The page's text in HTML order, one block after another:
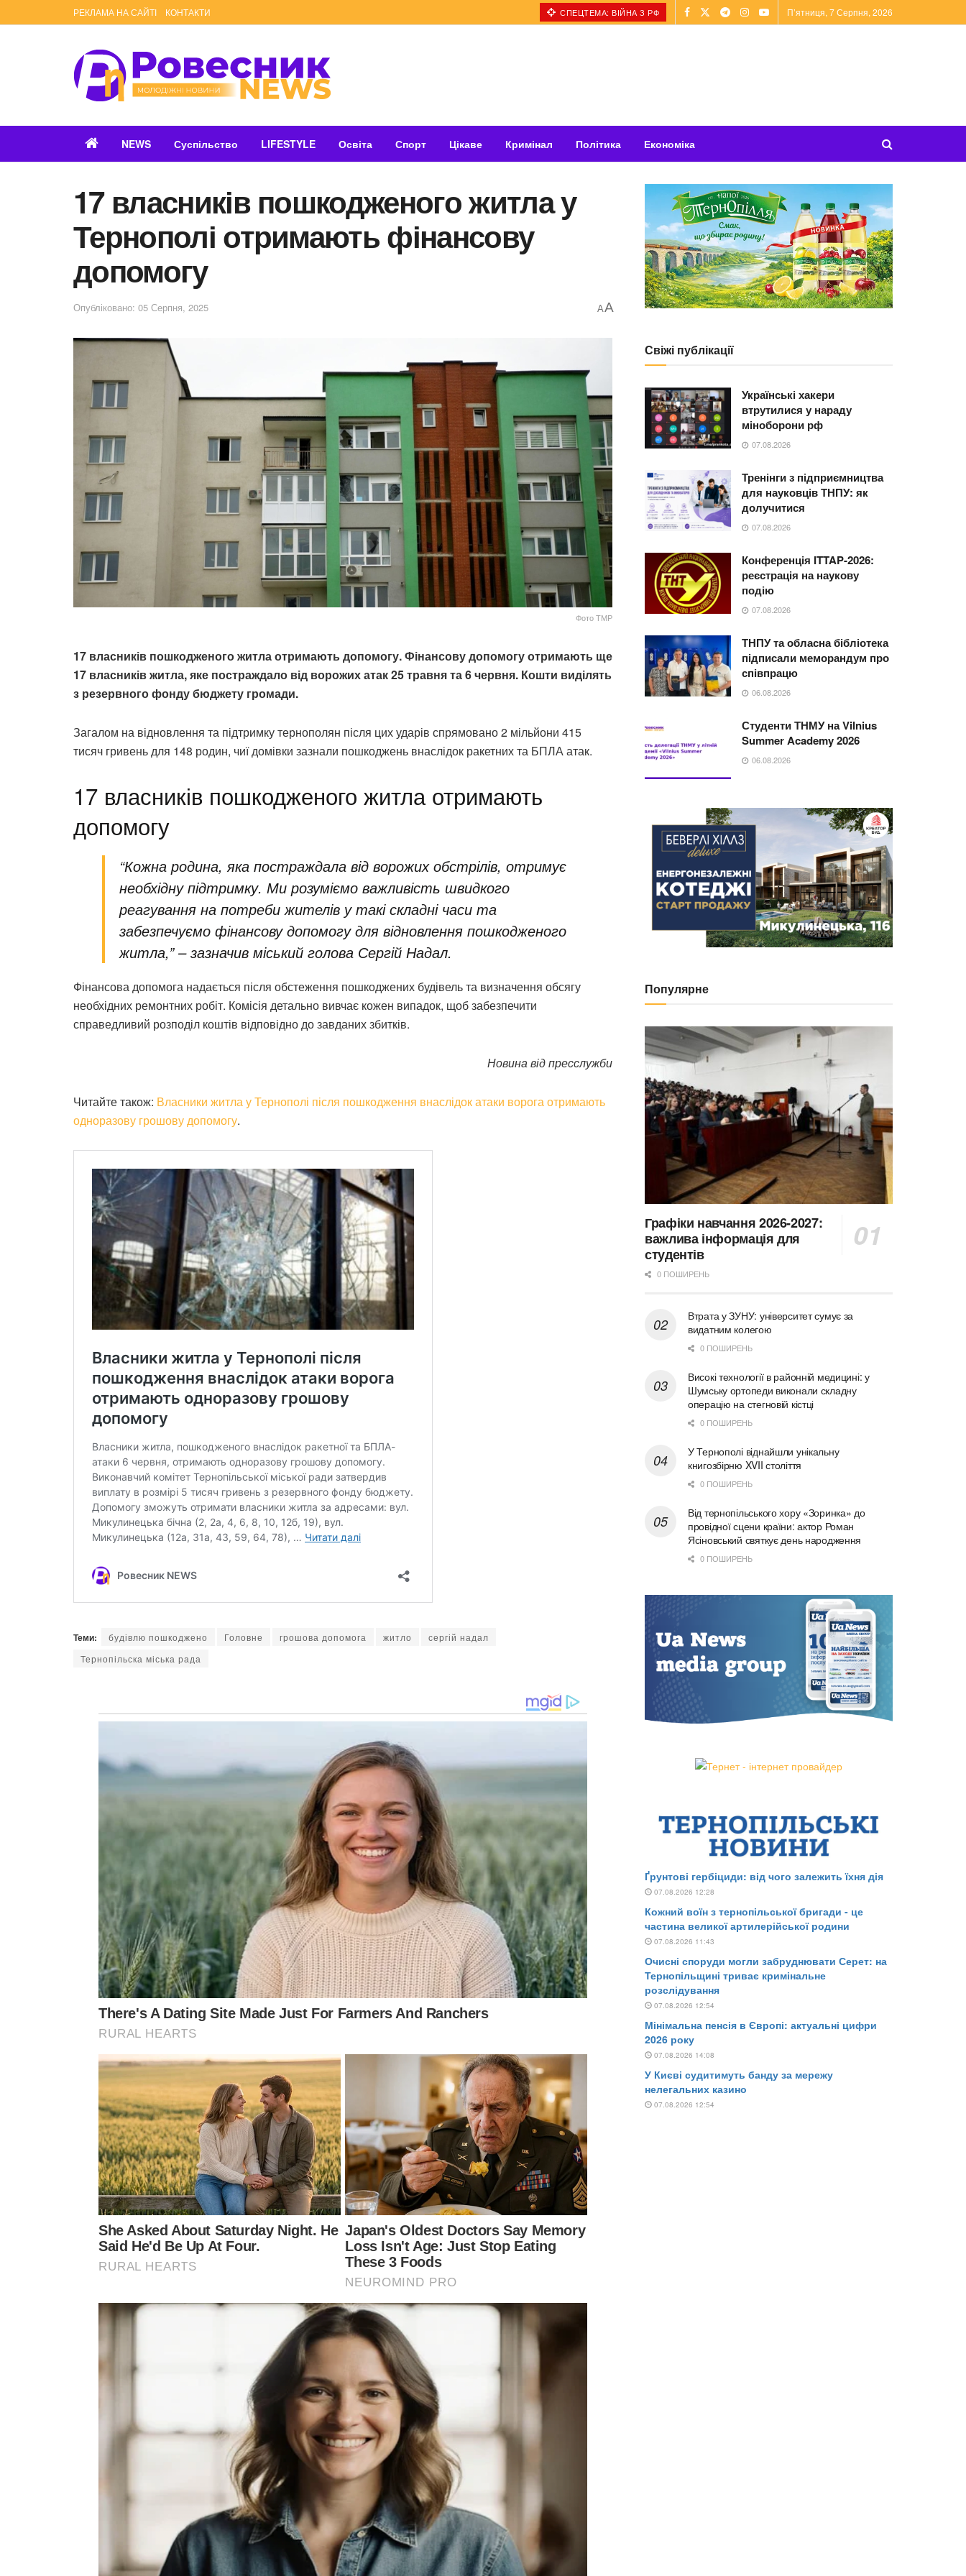
РЕКЛАМА НА САЙТІ КОНТАКТИ СПЕЦТЕМА: ВІЙНА З РФ П’ятниця, 7 Серпня, 2026
NEWS Суспільство LIFESTYLE Освіта Спорт Цікаве Кримінал Політика Економіка
17 власників пошкодженого житла у
Тернополі отримають фінансову
допомогу
Опубліковано: 05 Серпня, 2025 AA
Фото ТМР
17 власників пошкодженого житла отримають допомогу.Фінансову допомогу отримають ще
17 власників житла, яке постраждало від ворожих атак 25 травня та 6 червня. Кошти виділять
з резервного фонду бюджету громади.
Загалом на відновлення та підтримку тернополян після цих ударів спрямовано 2 мільйони 415
тисяч гривень для 148 родин, чиї домівки зазнали пошкоджень внаслідок ракетних та БПЛА атак.
17 власників пошкодженого житла отримають
допомогу
“Кожна родина, яка постраждала від ворожих обстрілів, отримує
необхідну підтримку. Ми розуміємо важливість швидкого
реагування на потреби жителів у такі складні часи та
забезпечуємо фінансову допомогу для відновлення пошкодженого
житла,” – зазначив міський голова Сергій Надал.
Фінансова допомога надається після обстеження пошкоджених будівель та визначення обсягу
необхідних ремонтних робіт. Комісія детально вивчає кожен випадок, щоб забезпечити
справедливий розподіл коштів відповідно до завданих збитків.
Новина від пресслужби
Читайте також: Власники житла у Тернополі після пошкодження внаслідок атаки ворога отримають
одноразову грошову допомогу.
Теми: будівлю пошкоджено Головне грошова допомога житло
сергій надал
Тернопільска міська рада
Свіжі публікації
Українські хакери
втрутилися у нараду
міноборони рф
07.08.2026
Тренінги з підприємництва
для науковців ТНПУ: як
долучитися
07.08.2026
Конференція ITTAP-2026:
реєстрація на наукову
подію
07.08.2026
ТНПУ та обласна бібліотека
підписали меморандум про
співпрацю
06.08.2026
Студенти ТНМУ на Vilnius
Summer Academy 2026
06.08.2026
Популярне
Графіки навчання 2026-2027:
важлива інформація для
студентів
0 ПОШИРЕНЬ
Втрата у ЗУНУ: університет сумує за
видатним колегою
0 ПОШИРЕНЬ
Високі технології в районній медицині: у
Шумську ортопеди виконали складну
операцію на стегновій кістці
0 ПОШИРЕНЬ
У Тернополі віднайшли унікальну
книгозбірню XVII століття
0 ПОШИРЕНЬ
Від тернопільського хору «Зоринка» до
провідної сцени країни: актор Роман
Ясіновський святкує день народження
0 ПОШИРЕНЬ